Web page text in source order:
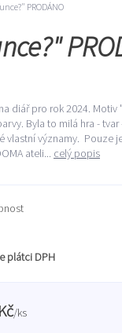
PRODÁNO
diář pro rok 2024.
Byla to milá hra -
vlastní významy. Pouze
ateli... celý popis
plátci DPH
/ks